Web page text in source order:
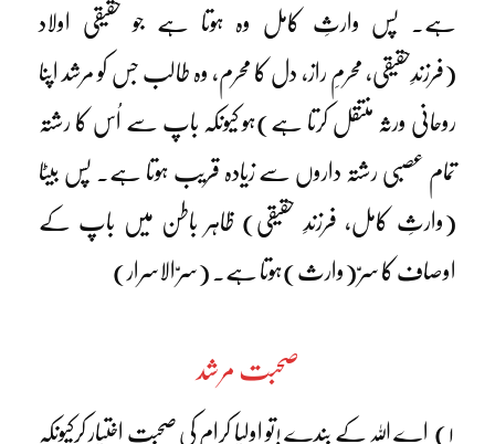
ہے۔ پس وارثِ کامل وہ ہوتا ہے جو حقیقی اولاد
(فرزندِحقیقی، محرمِ راز، دل کا محرم، وہ طالب جس کو مرشد اپنا
روحانی ورثہ منتقل کرتا ہے)ہو کیونکہ باپ سے اُس کا رشتہ
تمام عصبی رشتہ داروں سے زیادہ قریب ہوتا ہے۔ پس بیٹا
(وارثِ کامل، فرزندِ حقیقی) ظاہر باطن میں باپ کے
اوصاف کا سرّ (وارث)ہوتا ہے۔ (سرّ الاسرار)
صحبت مرشد
۱) اے اللہ کے بندے !تو اولیا کرام کی صحبت اختیار کرکیونکہ